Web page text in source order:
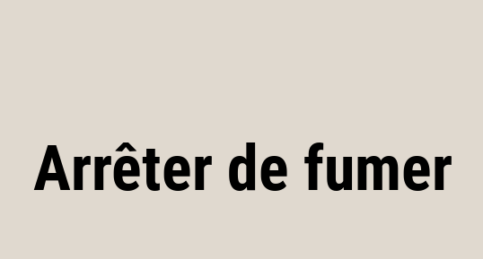
Arrêter de fumer